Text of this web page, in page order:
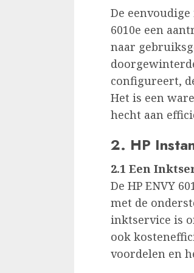
De
6010e een
naar
configureert,
Het is een
hecht aan
2. HP
2.1 Een
De HP ENVY
met de
inktservice is
ook
voordelen en